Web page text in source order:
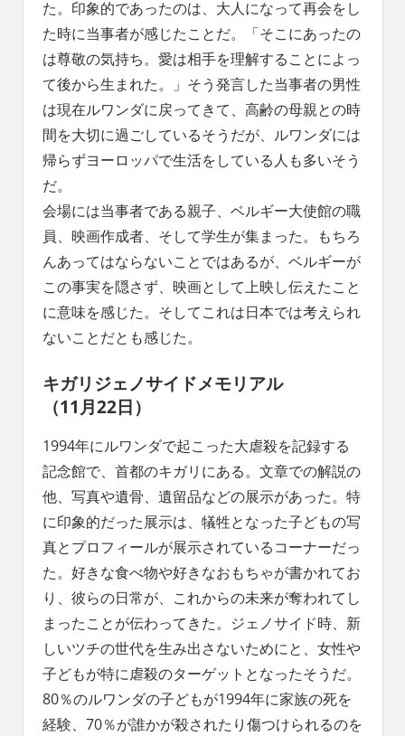
た。印象的であったのは、大人になって再会をし
た時に当事者が感じたことだ。「そこにあったの
は尊敬の気持ち。愛は相手を理解することによっ
て後から生まれた。」そう発言した当事者の男性
は現在ルワンダに戻ってきて、高齢の母親との時
間を大切に過ごしているそうだが、ルワンダには
帰らずヨーロッパで生活をしている人も多いそう
だ。
会場には当事者である親子、ベルギー大使館の職
員、映画作成者、そして学生が集まった。もちろ
んあってはならないことではあるが、ベルギーが
この事実を隠さず、映画として上映し伝えたこと
に意味を感じた。そしてこれは日本では考えられ
ないことだとも感じた。
キガリジェノサイドメモリアル
（11月22日）
1994年にルワンダで起こった大虐殺を記録する
記念館で、首都のキガリにある。文章での解説の
他、写真や遺骨、遺留品などの展示があった。特
に印象的だった展示は、犠牲となった子どもの写
真とプロフィールが展示されているコーナーだっ
た。好きな食べ物や好きなおもちゃが書かれてお
り、彼らの日常が、これからの未来が奪われてし
まったことが伝わってきた。ジェノサイド時、新
しいツチの世代を生み出さないためにと、女性や
子どもが特に虐殺のターゲットとなったそうだ。
80％のルワンダの子どもが1994年に家族の死を
経験、70％が誰かが殺されたり傷つけられるのを